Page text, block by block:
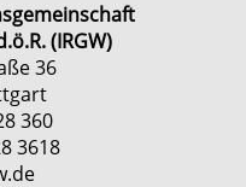
(IRGW)
36
360
3618